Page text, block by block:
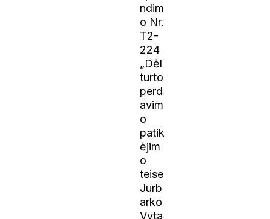
ndim
o Nr.
T2-
224
„Dėl
turto
perd
avim
o
patik
ėjim
o
teise
Jurb
arko
Vyta